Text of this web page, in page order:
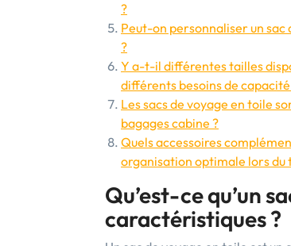
?
Peut-on personnaliser un
?
Y a-t-il différentes tailles
différents besoins de
Les sacs de voyage en toile
bagages cabine ?
Quels accessoires
organisation optimale lors du
Qu’est-ce qu’un
caractéristiques ?